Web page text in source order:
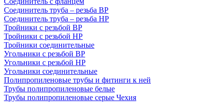
Соединитель труба – резьба ВР
Соединитель труба – резьба НР
Тройники с резьбой ВР
Тройники с резьбой НР
Тройники соединительные
Угольники с резьбой ВР
Угольники с резьбой НР
Угольники соединительные
Полипропиленовые трубы и фитинги к ней
Трубы полипропиленовые белые
Трубы полипропиленовые серые Чехия